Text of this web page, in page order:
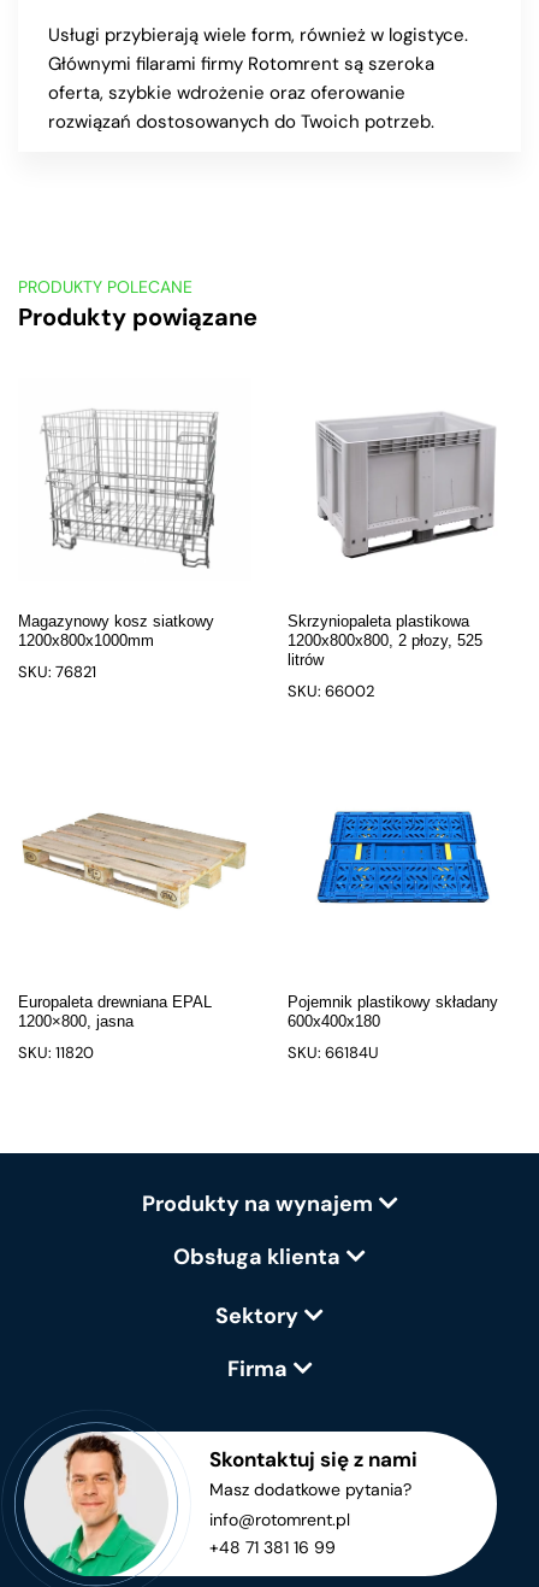
Usługi przybierają wiele form, również w logistyce.
Głównymi filarami firmy Rotomrent są szeroka
oferta, szybkie wdrożenie oraz oferowanie
rozwiązań dostosowanych do Twoich potrzeb.
PRODUKTY POLECANE
Produkty powiązane
Magazynowy kosz siatkowy
1200x800x1000mm
SKU: 76821
Skrzyniopaleta plastikowa
1200x800x800, 2 płozy, 525
litrów
SKU: 66002
Europaleta drewniana EPAL
1200×800, jasna
SKU: 11820
Pojemnik plastikowy składany
600x400x180
SKU: 66184U
Produkty na wynajem
Obsługa klienta
Sektory
Firma
Skontaktuj się z nami
Masz dodatkowe pytania?
info@rotomrent.pl
+48 71 381 16 99